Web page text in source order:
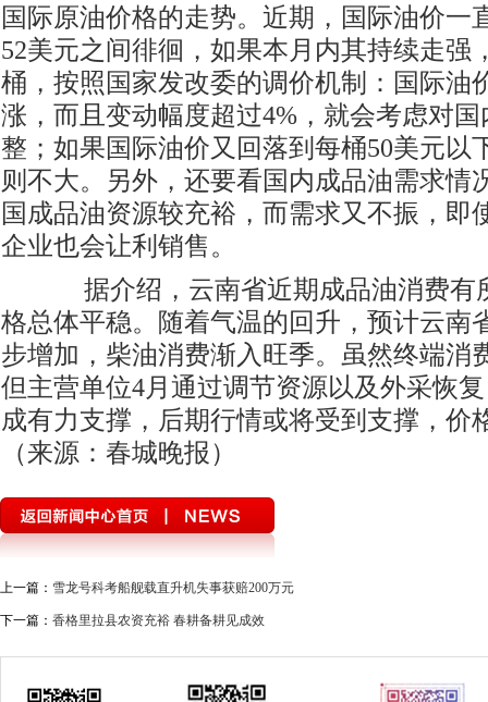
国际原油价格的走势。近期，国际油价一
52美元之间徘徊，如果本月内其持续走强
桶，按照国家发改委的调价机制：国际油
涨，而且变动幅度超过4%，就会考虑对
整；如果国际油价又回落到每桶50美元以
则不大。另外，还要看国内成品油需求情
国成品油资源较充裕，而需求又不振，即
企业也会让利销售。
据介绍，云南省近期成品油消费有
格总体平稳。随着气温的回升，预计云南
步增加，柴油消费渐入旺季。虽然终端消
但主营单位4月通过调节资源以及外采恢
成有力支撑，后期行情或将受到支撑，价
（来源：春城晚报）
上一篇： 雪龙号科考船舰载直升机失事获赔200万元
下一篇： 香格里拉县农资充裕 春耕备耕见成效